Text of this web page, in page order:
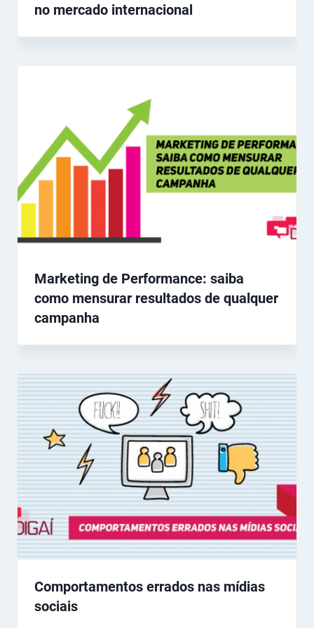
no mercado internacional
Marketing de Performance: saiba
como mensurar resultados de qualquer
campanha
Comportamentos errados nas mídias
sociais